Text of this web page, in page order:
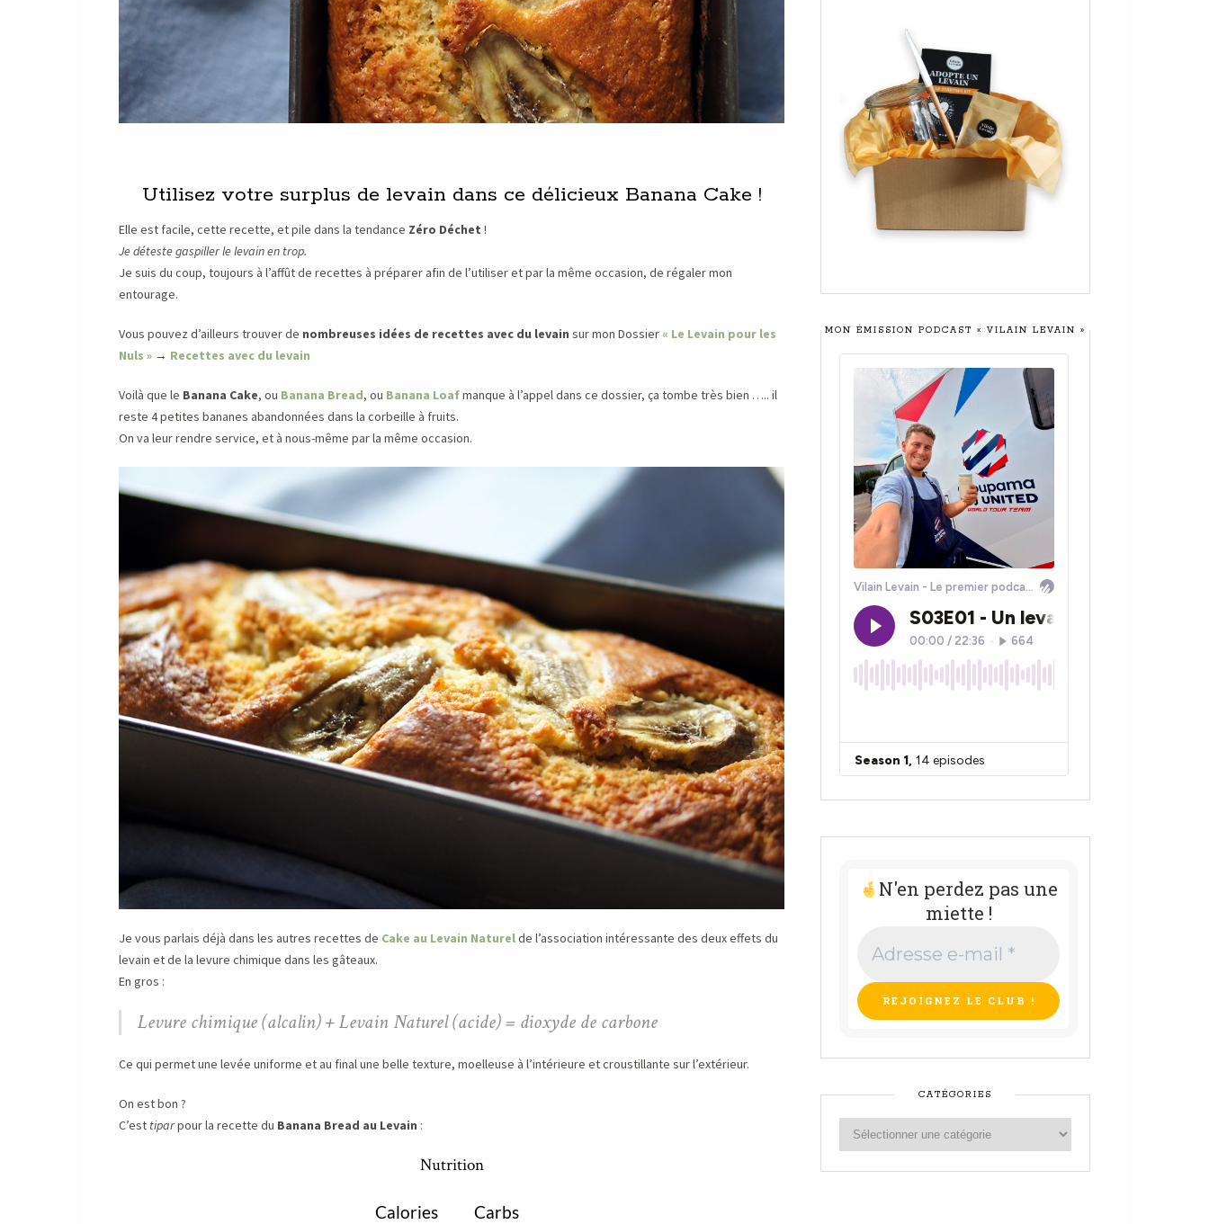
Utilisez votre surplus de levain dans ce délicieux Banana Cake !
Elle est facile, cette recette, et pile dans la tendance Zéro Déchet !
Je déteste gaspiller le levain en trop.
Je suis du coup, toujours à l’affût de recettes à préparer afin de l’utiliser et par la même occasion, de régaler mon
entourage.
Vous pouvez d’ailleurs trouver de nombreuses idées de recettes avec du levain sur mon Dossier « Le Levain pour les
Nuls » → Recettes avec du levain
Voilà que le Banana Cake, ou Banana Bread, ou Banana Loafmanque à l’appel dans ce dossier, ça tombe très bien ….. il
reste 4 petites bananes abandonnées dans la corbeille à fruits.
On va leur rendre service, et à nous-même par la même occasion.
Je vous parlais déjà dans les autres recettes de Cake au Levain Naturelde l’association intéressante des deux effets du
levain et de la levure chimique dans les gâteaux.
En gros :
Levure chimique (alcalin) + Levain Naturel (acide) = dioxyde de carbone
Ce qui permet une levée uniforme et au final une belle texture, moelleuse à l’intérieure et croustillante sur l’extérieur.
On est bon ?
C’est tiparpour la recette du Banana Bread au Levain :
Nutrition
Calories Carbs
MON ÉMISSION PODCAST « VILAIN LEVAIN »
N'en perdez pas une
miette !
e-
mail
*
CATÉGORIES